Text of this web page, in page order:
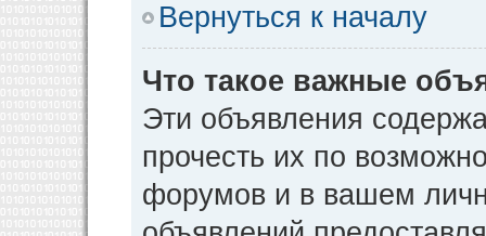
Вернуться к началу
Что такое важные
Эти объявления
прочесть их по
форумов и в вашем